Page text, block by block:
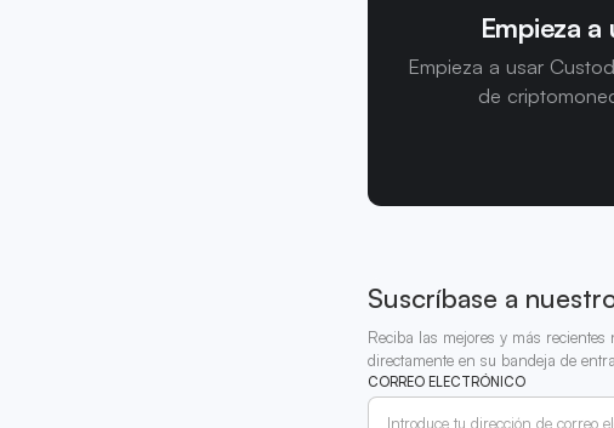
Empieza
Empieza a usar
de
Suscríbase a
Reciba las mejores y más
directamente en su bandeja de
CORREO ELECTRÓNICO